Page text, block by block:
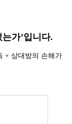
가’입니다.
+ 상대방의 손해가